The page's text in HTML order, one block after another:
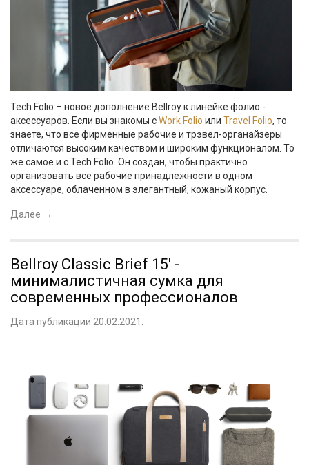
Tech Folio – новое дополнение Bellroy к линейке фолио -
аксессуаров. Если вы знакомы сWork Folio или Travel Folio, то
знаете, что все фирменные рабочие и трэвел-органайзеры
отличаются высоким качеством и широким функционалом. То
же самое и с Tech Folio. Он создан, чтобы практично
организовать все рабочие принадлежности в одном
аксессуаре, облаченном в элегантный, кожаный корпус.
Далее →
Bellroy Classic Brief 15' -
минималистичная сумка для
современных профессионалов
Дата публикации 20.02.2021.